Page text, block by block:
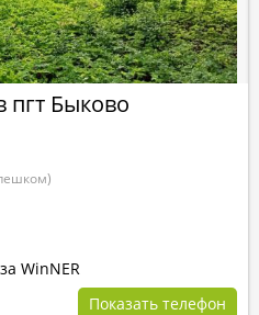
пгт Быково
WinNER
Показать телефон